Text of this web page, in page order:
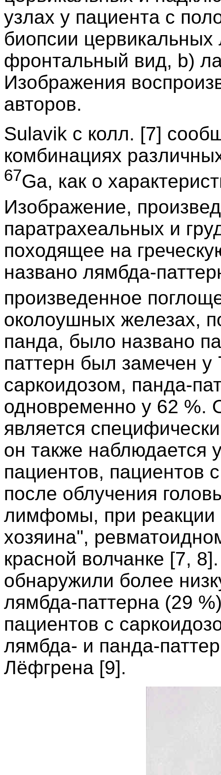
узлах у пациента с
биопсии
фронтальный вид, b)
Изображения
авторов.
Sulavik с колл. [7]
комбинациях
67Ga, как о
Изображение,
паратрахеальных и
походящее на
названо лямбда-
произведенное
околоушных железах,
панда, было названо
паттерн был замечен у
саркоидозом, панда-
одновременно у 62 %.
является
он также наблюдается
пациентов, пациентов
после облучения
лимфомы, при реакции
хозяина'',
красной волчанке [7,
обнаружили более
лямбда-паттерна (29
пациентов с
лямбда- и панда-
Лёфгрена [9].